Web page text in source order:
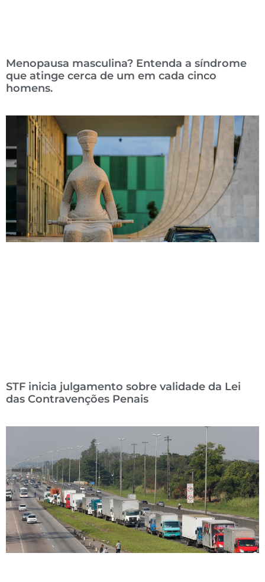
Menopausa masculina? Entenda a síndrome
que atinge cerca de um em cada cinco
homens.
STF inicia julgamento sobre validade da Lei
das Contravenções Penais